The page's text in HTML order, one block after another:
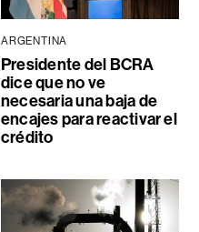
ARGENTINA
Presidente del BCRA
dice que no ve
necesaria una baja de
encajes para reactivar el
crédito